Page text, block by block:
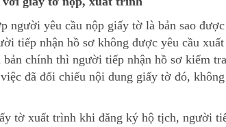
người yêu cầu nộp giấy tờ là bản sao
tiếp nhận hồ sơ không được yêu cầu
chính thì người tiếp nhận hồ sơ kiểm
đã đối chiếu nội dung giấy tờ đó,
tờ xuất trình khi đăng ký hộ tịch, người